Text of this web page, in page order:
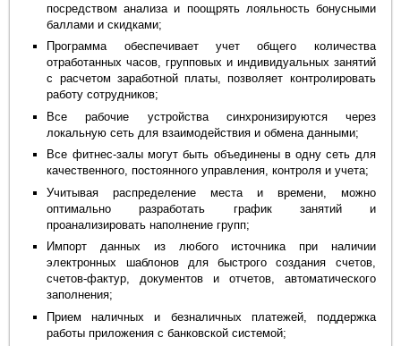
посредством анализа и поощрять лояльность бонусными
баллами и скидками;
Программа обеспечивает учет общего количества
отработанных часов, групповых и индивидуальных занятий
с расчетом заработной платы, позволяет контролировать
работу сотрудников;
Все рабочие устройства синхронизируются через
локальную сеть для взаимодействия и обмена данными;
Все фитнес-залы могут быть объединены в одну сеть для
качественного, постоянного управления, контроля и учета;
Учитывая распределение места и времени, можно
оптимально разработать график занятий и
проанализировать наполнение групп;
Импорт данных из любого источника при наличии
электронных шаблонов для быстрого создания счетов,
счетов-фактур, документов и отчетов, автоматического
заполнения;
Прием наличных и безналичных платежей, поддержка
работы приложения с банковской системой;